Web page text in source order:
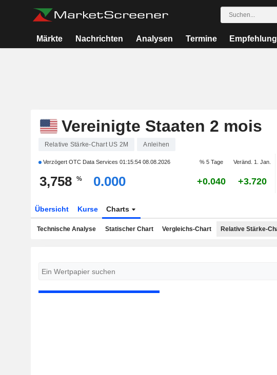
Märkte Nachrichten Analysen Termine
Vereinigte Staaten 2 mois
Relative Stärke-Chart US 2M Anleihen
Verzögert OTC Data Services 01:15:54 08.08.2026 % 5 Tage Veränd. 1. Jan.
3,758 % 0.000 +0.040 +3.720
Übersicht Kurse Charts
Technische Analyse Statischer Chart Vergleichs-Chart Relative Stärke-